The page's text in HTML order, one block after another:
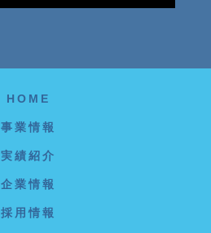
HOME
事業情報
実績紹介
企業情報
採用情報